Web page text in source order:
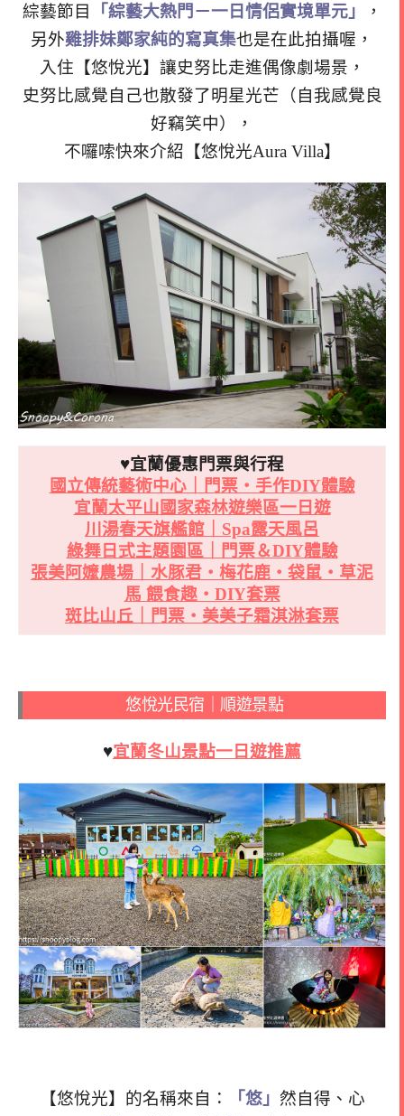
綜藝節目
「綜藝大熱門－一日情侶實境單元」
，
另外雞排妹鄭家純的寫真集也是在此拍攝喔，
入住【悠悅光】讓史努比走進偶像劇場景，
史努比感覺自己也散發了明星光芒（自我感覺良
好竊笑中），
不囉嗦快來介紹【悠悅光Aura Villa】
♥宜蘭優惠門票與行程
國立傳統藝術中心｜門票・手作DIY體驗
宜蘭太平山國家森林遊樂區一日遊
川湯春天旗艦館｜Spa露天風呂
綠舞日式主題園區｜門票＆DIY體驗
張美阿嬤農場｜水豚君・梅花鹿・袋鼠・草泥
馬 餵食趣・DIY套票
斑比山丘｜門票・美美子霜淇淋套票
悠悅光民宿｜順遊景點
♥宜蘭冬山景點一日遊推薦
【悠悅光】的名稱來自： 「悠」 然自得、心